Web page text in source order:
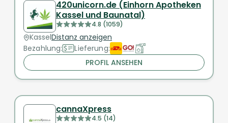
420unicorn.de (Einhorn Apotheken
Kassel und Baunatal)
4.8 (1059)
KasselDistanz anzeigen
Bezahlung:
Lieferung:
PROFIL ANSEHEN
cannaXpress
4.5 (14)